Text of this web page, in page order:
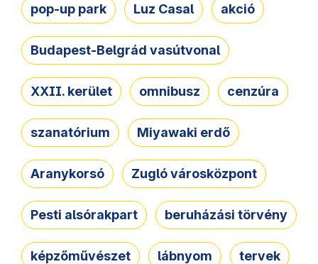
pop-up park Luz Casal akció
Budapest-Belgrád vasútvonal
XXII. kerület omnibusz cenzúra
szanatórium Miyawaki erdő
Aranykorsó Zugló városközpont
Pesti alsórakpart beruházási törvény
képzőművészet lábnyom tervek